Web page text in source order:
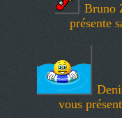
Bruno
présente
vous